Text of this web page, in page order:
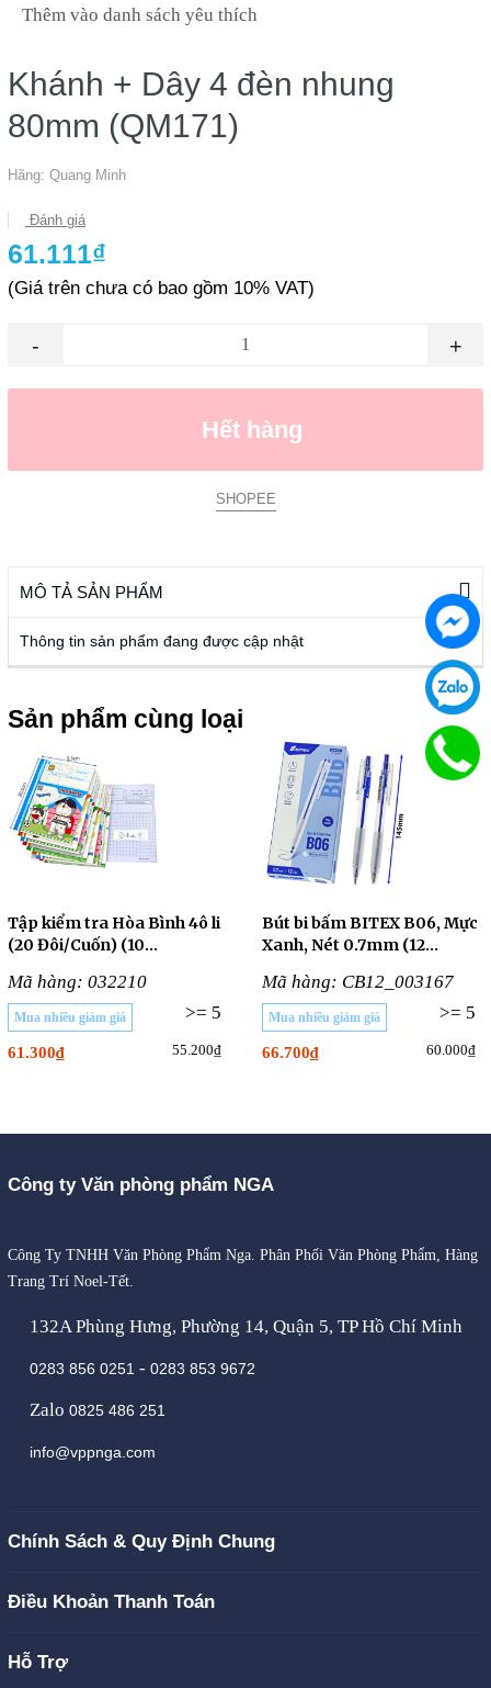
Thêm vào danh sách yêu thích
Khánh + Dây 4 đèn nhung
80mm (QM171)
Hãng: Quang Minh
Đánh giá
61.111₫
(Giá trên chưa có bao gồm 10% VAT)
- +
Hết hàng
SHOPEE
MÔ TẢ SẢN PHẨM
Thông tin sản phẩm đang được cập nhật
Sản phẩm cùng loại
Tập kiểm tra Hòa Bình 4ô li
(20 Đôi/Cuốn) (10
Mã hàng: 032210
>= 5
Mua nhiều giảm giá
61.300₫ 55.200₫
Bút bi bấm BITEX B06, Mực
Xanh, Nét 0.7mm (12
Mã hàng: CB12_003167
>= 5
Mua nhiều giảm giá
66.700₫ 60.000₫
Công ty Văn phòng phẩm NGA
Công Ty TNHH Văn Phòng Phẩm Nga. Phân Phối Văn Phòng Phẩm, Hàng
Trang Trí Noel-Tết.
132A Phùng Hưng, Phường 14, Quận 5, TP Hồ Chí Minh
0283 856 0251 - 0283 853 9672
Zalo 0825 486 251
info@vppnga.com
Chính Sách & Quy Định Chung
Điều Khoản Thanh Toán
Hỗ Trợ